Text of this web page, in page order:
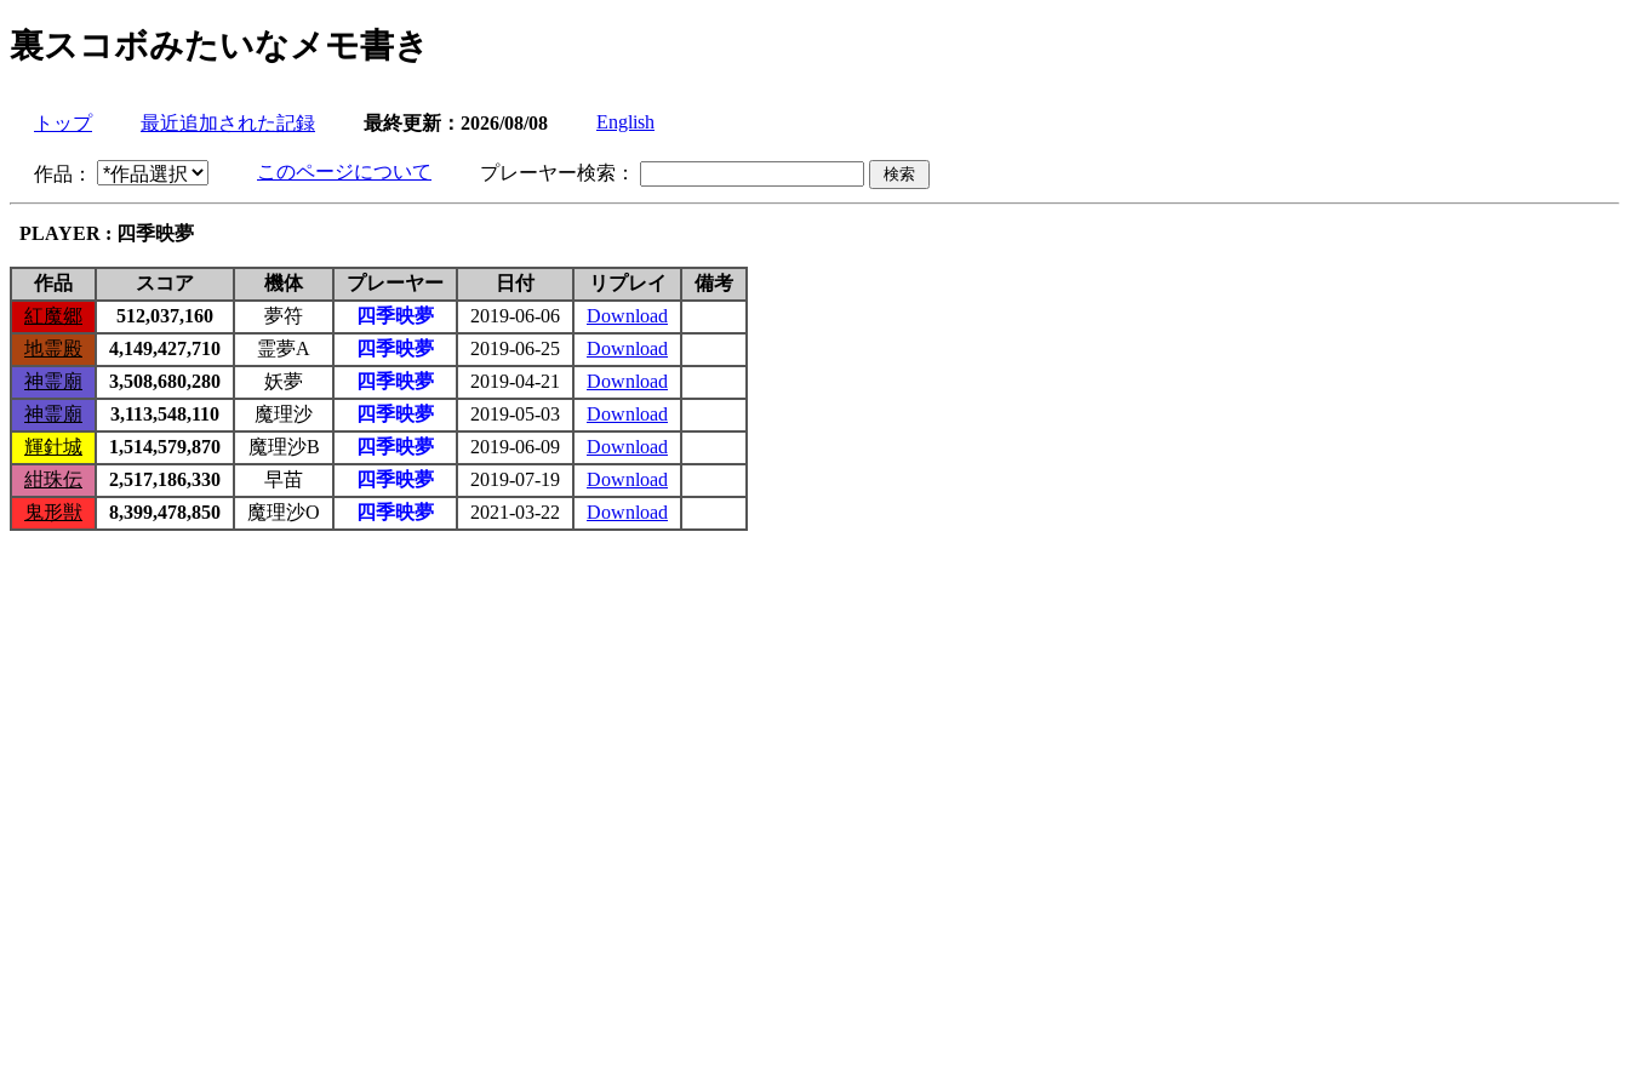
裏スコボみたいなメモ書き
トップ 最近追加された記録 最終更新：2026/08/08 English
作品： このページについて プレーヤー検索：
PLAYER : 四季映夢
作品 スコア 機体 プレーヤー 日付 リプレイ
備考
紅魔郷
512,037,160 夢符 四季映夢 2019-06-06
Download
地霊殿
4,149,427,710 霊夢A 四季映夢 2019-06-25
Download
神霊廟
3,508,680,280 妖夢 四季映夢 2019-04-21
Download
神霊廟
3,113,548,110 魔理沙 四季映夢 2019-05-03
Download
輝針城
1,514,579,870 魔理沙B 四季映夢 2019-06-09
Download
紺珠伝
2,517,186,330 早苗 四季映夢 2019-07-19
Download
鬼形獣
8,399,478,850 魔理沙O 四季映夢 2021-03-22 Download